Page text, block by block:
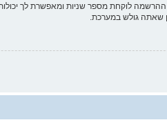
לוקחת מספר שניות ומאפשרת לך
שאתה גולש במערכת.